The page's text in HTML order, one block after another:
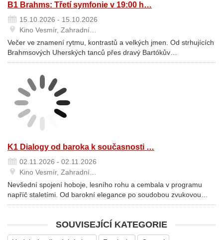
B1 Brahms: Třetí symfonie v 19:00 h…
15.10.2026 - 15.10.2026
Kino Vesmír, Zahradní…
Večer ve znamení rytmu, kontrastů a velkých jmen. Od strhujících
Brahmsových Uherských tanců přes dravý Bartókův…
K1 Dialogy od baroka k současnosti …
02.11.2026 - 02.11.2026
Kino Vesmír, Zahradní…
Nevšední spojení hoboje, lesního rohu a cembala v programu
napříč staletími. Od barokní elegance po soudobou zvukovou…
SOUVISEJÍCÍ KATEGORIE